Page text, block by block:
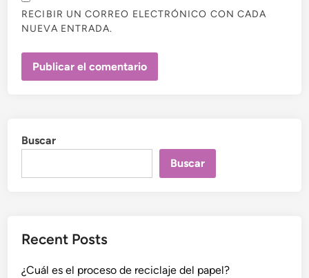
RECIBIR UN CORREO ELECTRÓNICO CON CADA
NUEVA ENTRADA.
Buscar
Buscar
Recent Posts
¿Cuál es el proceso de reciclaje del papel?